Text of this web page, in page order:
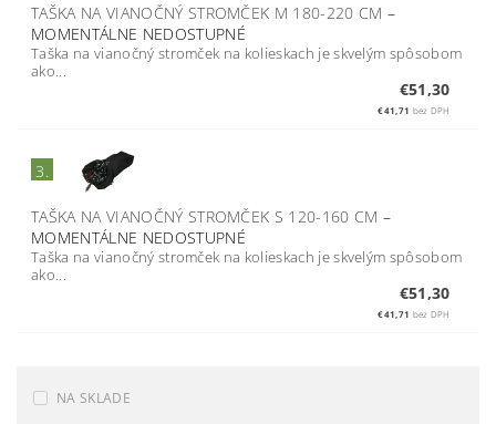
TAŠKA NA VIANOČNÝ STROMČEK M 180-220 CM –
MOMENTÁLNE NEDOSTUPNÉ
Taška na vianočný stromček na kolieskach je skvelým spôsobom
ako...
€51,30
€41,71 bez DPH
3.
TAŠKA NA VIANOČNÝ STROMČEK S 120-160 CM –
MOMENTÁLNE NEDOSTUPNÉ
Taška na vianočný stromček na kolieskach je skvelým spôsobom
ako...
€51,30
€41,71 bez DPH
NA SKLADE